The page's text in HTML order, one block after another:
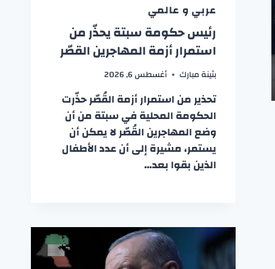
عربي و عالمي
رئيس حكومة سبتة يحذّر من
استمرار أزمة المهاجرين القصّر
بثينة مبارك أغسطس 6, 2026
تحذير من استمرار أزمة القُصّر حذّرت
الحكومة المحلية في سبتة من أن
وضع المهاجرين القُصّر لا يمكن أن
يستمر، مشيرة إلى أن عدد الأطفال
الذين بقوا بعد…